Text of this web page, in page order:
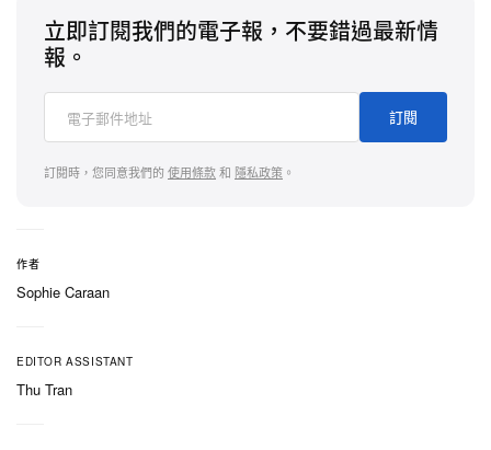
醋酸酯聚酯「tuxedo」面料。這款布料以其份量感與
鎖住深邃、吸光黑色的能力見稱，同時保有柔軟而具
「Cracked Embroidery」則以精密工藝呈現風化龜裂
的肌理效果，呼應當年於「Marionnette」大秀首度
亮相、象徵人體脆弱性的標誌意象。
型，皆以 90 年代中期確立的寬大披掛剪裁為基礎。
除外套之外，系列亦推出特別設計的 T-shirt，作為更
堅持「未完成」的視覺語言，將刺繡視為結構性的敘
事，而非單純裝飾，銜接當代系列與品牌的前衛根
立即訂閱我們的電子報，不要錯過最新情
報。
訂閱
訂閱時，您同意我們的 使用條款和 隱私政策 。
作者
Sophie Caraan
EDITOR ASSISTANT
Thu Tran